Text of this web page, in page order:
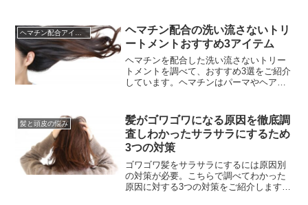
シャンプー250mlとトリートメント250 ml
のセットが...
ヘマチン配合アイテム
ヘマチン配合の洗い流さないトリ
ートメントおすすめ3アイテム
ヘマチンを配合した洗い流さないトリー
トメントを調べて、おすすめ3選をご紹介
しています。ヘマチンはパーマやヘアカ
ープしてくれる作用があります。白髪予
防も期待できるので、年齢を重ねてきた
髪にうれしい成分。洗い流さないトリー
トメントはアウトバスにも使えるので日
ごろのヘアケアで取り入れたいですね。
髪と頭皮の悩み
髪がゴワゴワになる原因を徹底調
査しわかったサラサラにするため
3つの対策
ゴワゴワ髪をサラサラにするには原因別
の対策が必要。こちらで調べてわかった
原因に対する3つの対策をご紹介します。